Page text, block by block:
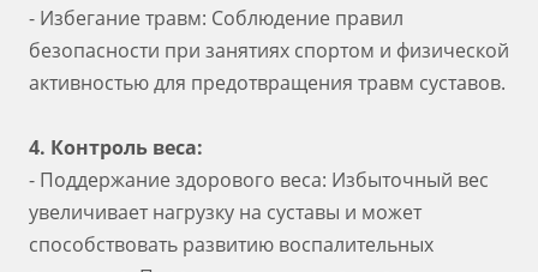
- Избегание травм: Соблюдение правил
безопасности при занятиях спортом и физической
активностью для предотвращения травм суставов.
4. Контроль веса:
- Поддержание здорового веса: Избыточный вес
увеличивает нагрузку на суставы и может
способствовать развитию воспалительных